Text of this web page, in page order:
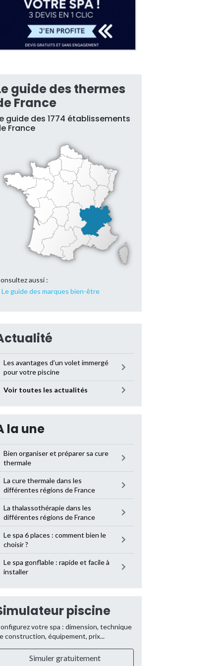
guide des thermes
France
guide des 1774 établissements
France
aussi :
Le guide des marques bien-être
Les avantages d’un volet immergé
pour votre piscine
Voir toutes les actualités
la une
Bien organiser et préparer sa cure
thermale
La cure thermale dans les
différentes régions de France
La thalassothérapie dans les
différentes régions de France
Le spa 6 places : comment bien le
choisir ?
Le spa gonflable : rapide et facile à
installer
piscine
votre spa : dimension, technique
construction, équipement, prix...
Simuler gratuitement